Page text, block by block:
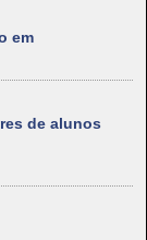
em
de alunos